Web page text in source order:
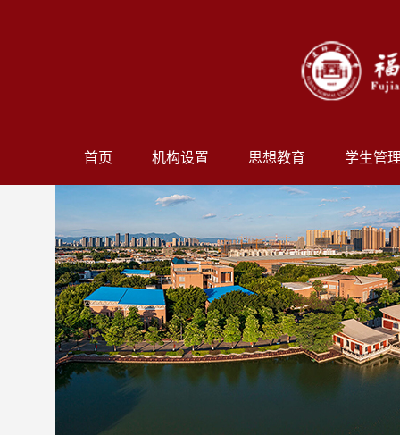
首页 机构设置 思想教育 学生管理